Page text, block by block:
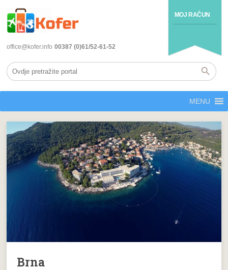
MOJ RAČUN
office@kofer.info 00387 (0)61/52-61-52
MENU
Brna